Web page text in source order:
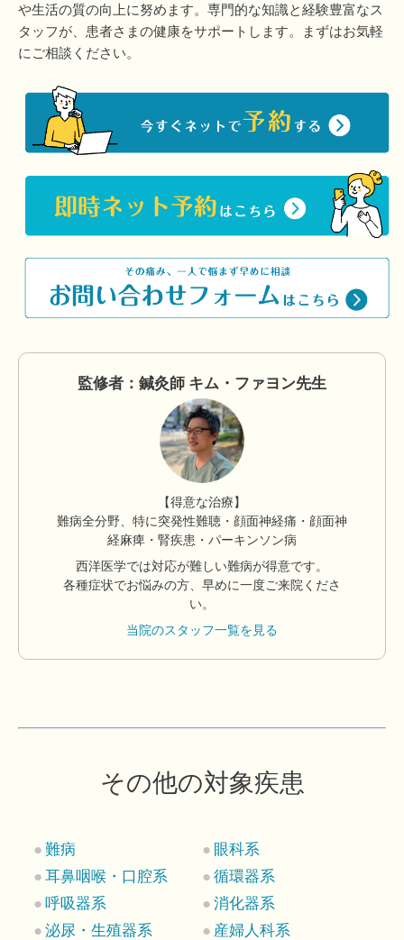
や生活の質の向上に努めます。専門的な知識と経験豊富なス
タッフが、患者さまの健康をサポートします。まずはお気軽
にご相談ください。
監修者：鍼灸師 キム・ファヨン先生
【得意な治療】
難病全分野、特に突発性難聴・顔面神経痛・顔面神
経麻痺・腎疾患・パーキンソン病
西洋医学では対応が難しい難病が得意です。
各種症状でお悩みの方、早めに一度ご来院くださ
い。
当院のスタッフ一覧を見る
その他の対象疾患
難病
眼科系
耳鼻咽喉・口腔系
循環器系
呼吸器系
消化器系
泌尿・生殖器系
産婦人科系